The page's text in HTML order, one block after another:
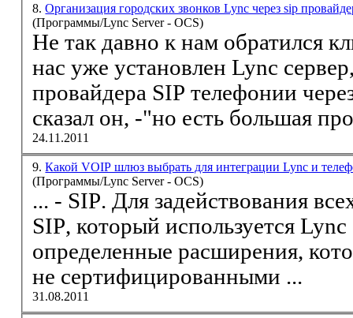
8.Организация городских звонков Lync через sip
(Программы/Lync Server - OCS)
Не так давно к нам обратился
нас уже установлен Lync сервер, настроены звонки на
провайдера SIP телефонии
сказал он, -"но есть большая
24.11.2011
9.Какой VOIP шлюз выбрать для интеграции Lync и
(Программы/Lync Server - OCS)
... - SIP
. Для задействования
SIP, который используется Lync Server имеет
определенные расширения, которые не
не сертифицированными ...
31.08.2011